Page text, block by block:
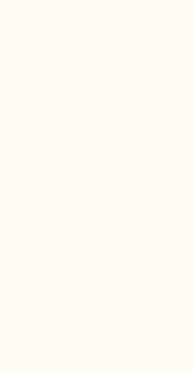
temas relevantes para tu día a día.